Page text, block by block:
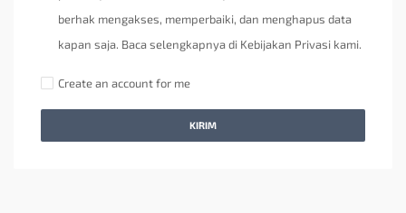
berhak mengakses, memperbaiki, dan menghapus data
kapan saja. Baca selengkapnya di Kebijakan Privasi kami.
Create an account for me
KIRIM